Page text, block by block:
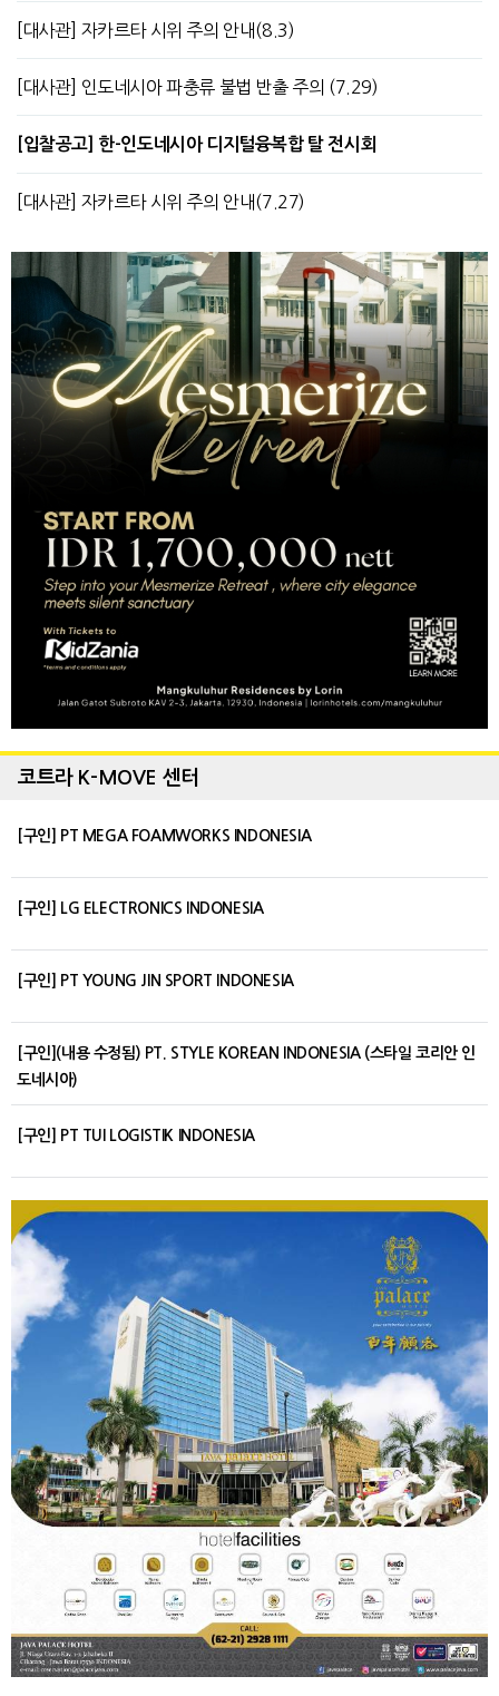
[대사관] 자카르타 시위 주의 안내(8.3)
[대사관] 인도네시아 파충류 불법 반출 주의 (7.29)
[입찰공고] 한-인도네시아 디지털융복합 탈 전시회
[대사관] 자카르타 시위 주의 안내(7.27)
코트라 K-MOVE 센터
[구인] PT MEGA FOAMWORKS INDONESIA
[구인] LG ELECTRONICS INDONESIA
[구인] PT YOUNG JIN SPORT INDONESIA
[구인](내용 수정됨) PT. STYLE KOREAN INDONESIA (스타일 코리안 인
도네시아)
[구인] PT TUI LOGISTIK INDONESIA